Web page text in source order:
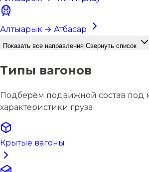
Алтыарык → Атбасар
Показать все направления Свернуть список
Типы вагонов
Подберём подвижной состав под
характеристики груза
Крытые вагоны